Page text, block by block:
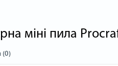
міні пила
(0)